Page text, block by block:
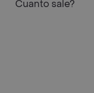
Cuanto sale?